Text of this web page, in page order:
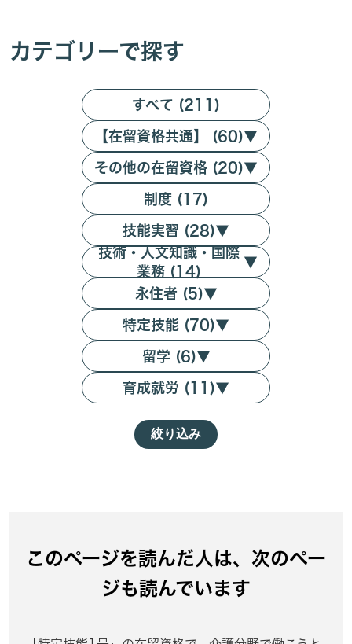
カテゴリーで探す
すべて (211)
【在留資格共通】 (60)▼
その他の在留資格 (20)▼
制度 (17)
技能実習 (28)▼
技術・人文知識・国際
業務 (14)
▼
永住者 (5)▼
特定技能 (70)▼
留学 (6)▼
育成就労 (11)▼
絞り込み
このページを読んだ人は、次のペー
ジも読んでいます